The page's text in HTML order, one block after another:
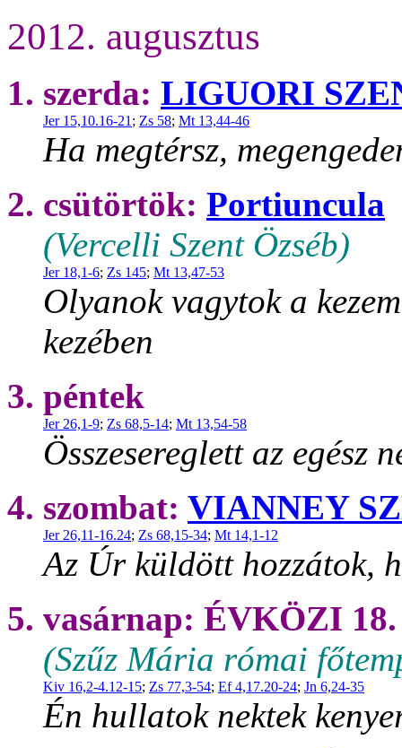
2012. augusztus
1. szerda: LIGUORI
Jer 15,10.16-21 ; Zs 58; Mt 13,44-46
Ha megtérsz,
2. csütörtök: Portiuncula
(Vercelli Szent Özséb)
Jer 18,1-6; Zs 145; Mt 13,47-53
Olyanok vagytok a
kezében
3. péntek
Jer 26,1-9; Zs 68,5-14; Mt 13,54-58
Összesereglett az egész
4. szombat: VIANNEY
Jer 26,11-16.24; Zs 68,15-34; Mt 14,1-12
Az Úr küldött hozzátok,
5. vasárnap: ÉVKÖZI
(Szűz Mária római
Kiv 16,2-4.12-15; Zs 77,3-54; Ef 4,17.20-24; Jn 6,24-35
Én hullatok nektek